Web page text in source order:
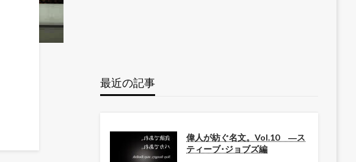
最近の記事
偉人が紡ぐ名文。Vol.10 ―ス
ティーブ･ジョブズ編